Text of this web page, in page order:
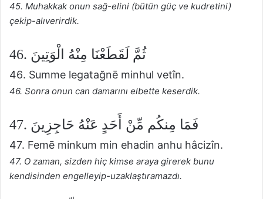
45. Muhakkak onun sağ-elini (bütün güç ve kudretini)
çekip-alıverirdik.
46. ثُمَّ لَقَطَعْنَا مِنْهُ الْوَتِينَ
46. Summe legatağnē minhul vetîn.
46. Sonra onun can damarını elbette keserdik.
47. فَمَا مِنكُم مِّنْ أَحَدٍ عَنْهُ حَاجِزِينَ
47. Femē minkum min ehadin anhu hâcizîn.
47. O zaman, sizden hiç kimse araya girerek bunu
kendisinden engelleyip-uzaklaştıramazdı.